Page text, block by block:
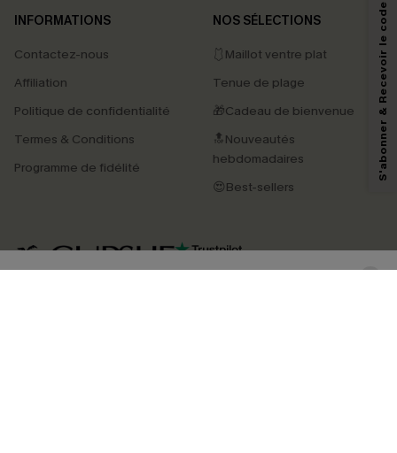
INFORMATIONS
Contactez-nous
Affiliation
Politique de confidentialité
Termes & Conditions
Programme de fidélité
NOS SÉLECTIONS
🩱Maillot ventre plat
Tenue de plage
🎁Cadeau de bienvenue
🔝Nouveautés
hebdomadaires
😍Best-sellers
4.4
marketing (y compris du contenu généré par l'IA) de Cupshe et
pouvons utiliser les données collectées sur notre site ainsi que des
savoir si ceux-ci ont été ouverts, de mesurer votre engagement, de
personnaliser nos contenus et nos offres, et de vous recommander des
produits susceptibles de vous intéresser, conformément à notre
Politique de
. Vous pouvez vous désabonner à tout moment.
S'abonner & Recevoir le code